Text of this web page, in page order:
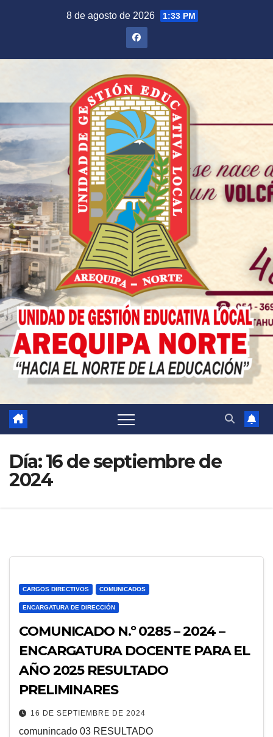
8 de agosto de 2026 1:33 PM
Día:16 de septiembre de
2024
CARGOS DIRECTIVOS COMUNICADOS
ENCARGATURA DE DIRECCIÓN
COMUNICADO N.º 0285 – 2024 –
ENCARGATURA DOCENTE PARA EL
AÑO 2025 RESULTADO
PRELIMINARES
16 DE SEPTIEMBRE DE 2024
comunincado 03 RESULTADO